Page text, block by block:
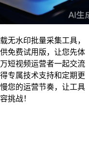
无水印批量采集工具，
免费试用版，让您先体
短视频运营者一起交流
专属技术支持和定期更
您的运营节奏，让工具
挑战！